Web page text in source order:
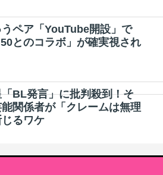
うペア「YouTube開設」で
とのコラボ」が確実視され
BL発言」に批判殺到！そ
関係者が「クレームは無理
るワケ